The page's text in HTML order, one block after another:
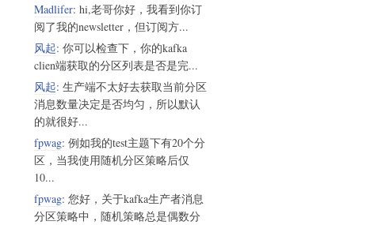
Madlifer: hi,老哥你好，我看到你订
阅了我的newsletter，但订阅方...
风起: 你可以检查下，你的kafka
clien端获取的分区列表是否是完...
风起: 生产端不太好去获取当前分区
消息数量决定是否均匀，所以默认
的就很好...
fpwag: 例如我的test主题下有20个分
区，当我使用随机分区策略后仅
10...
fpwag: 您好，关于kafka生产者消息
分区策略中，随机策略总是偶数分